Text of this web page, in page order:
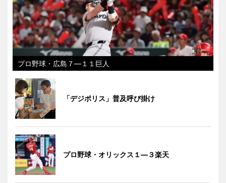
プロ野球・広島７―１１巨人
「デジポリス」普及呼び掛け
プロ野球・オリックス１―３楽天